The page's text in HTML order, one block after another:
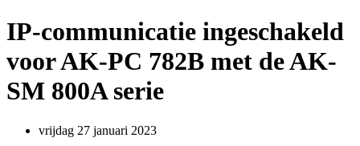
IP-communicatie ingeschakeld
voor AK-PC 782B met de AK-
SM 800A serie
vrijdag 27 januari 2023